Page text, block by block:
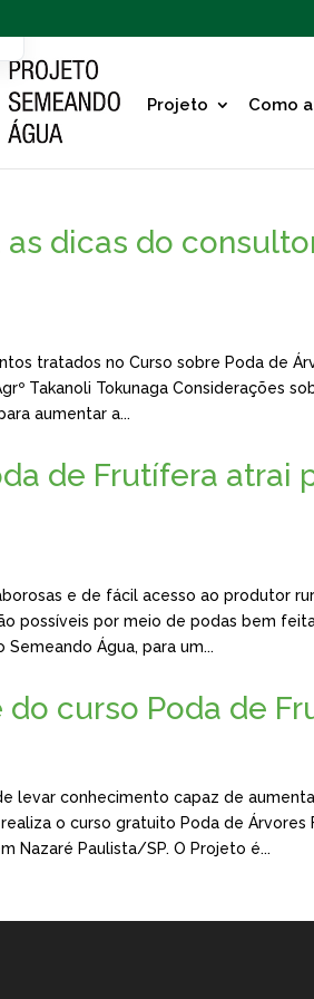
Projeto Como
as dicas do
tratados no Curso sobre Poda de
Takanoli Tokunaga Considerações
aumentar a...
de Frutífera atrai
e de fácil acesso ao produtor
possíveis por meio de podas bem
Água, para um...
do curso Poda de
levar conhecimento capaz de
o curso gratuito Poda de
Nazaré Paulista/SP. O Projeto é...